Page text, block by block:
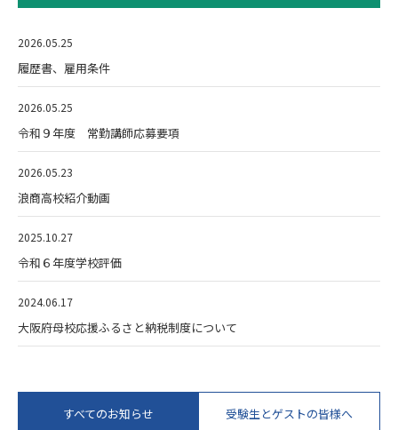
2026.05.25
履歴書、雇用条件
2026.05.25
令和９年度 常勤講師応募要項
2026.05.23
浪商高校紹介動画
2025.10.27
令和６年度学校評価
2024.06.17
大阪府母校応援ふるさと納税制度について
すべてのお知らせ 受験生とゲストの皆様へ